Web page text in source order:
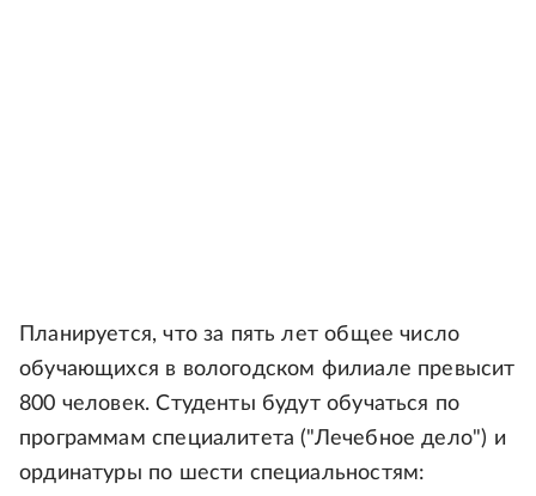
Планируется, что за пять лет общее число
обучающихся в вологодском филиале превысит
800 человек. Студенты будут обучаться по
программам специалитета ("Лечебное дело") и
ординатуры по шести специальностям: